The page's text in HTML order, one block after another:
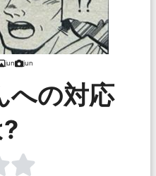
jun jun
への対応